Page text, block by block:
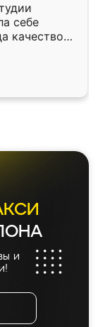
себе
качеством
уже почти
и